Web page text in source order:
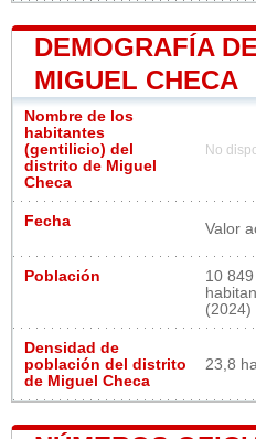
DEMOGRAFÍA
MIGUEL CHECA
Nombre de los
habitantes
(gentilicio) del
distrito de Miguel
Checa
No
Fecha Valor
Población
10 849
(2024)
Densidad de
población del distrito
de Miguel Checa
23,8